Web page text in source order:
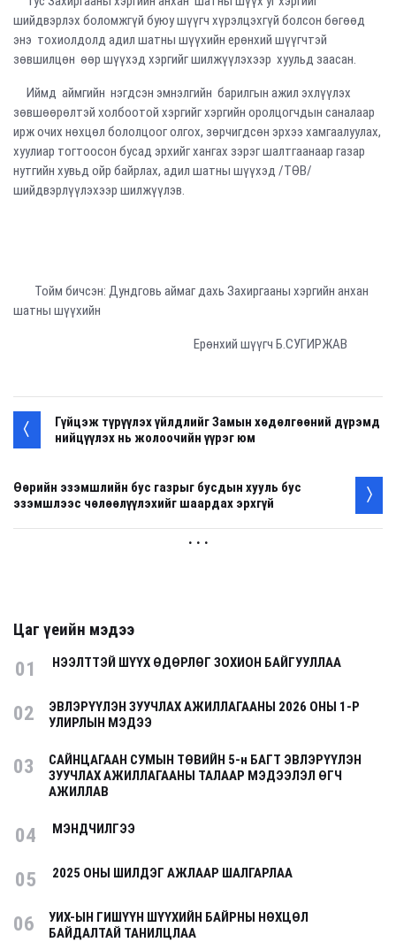
шийдвэрлэх боломжгүй буюу шүүгч хүрэлцэхгүй болсон бөгөөд
энэ тохиолдолд адил шатны шүүхийн ерөнхий шүүгчтэй
зөвшилцөн өөр шүүхэд хэргийг шилжүүлэхээр хуульд заасан.
Иймд аймгийн нэгдсэн эмнэлгийн барилгын ажил эхлүүлэх
зөвшөөрөлтэй холбоотой хэргийг хэргийн оролцогчдын саналаар
ирж очих нөхцөл бололцоог олгох, зөрчигдсөн эрхээ хамгаалуулах,
хуулиар тогтоосон бусад эрхийг хангах зэрэг шалтгаанаар газар
нутгийн хувьд ойр байрлах, адил шатны шүүхэд /ТӨВ/
шийдвэрлүүлэхээр шилжүүлэв.
Тойм бичсэн: Дундговь аймаг дахь Захиргааны хэргийн анхан
шатны шүүхийн
Ерөнхий шүүгч Б.СУГИРЖАВ
Гүйцэж түрүүлэх үйлдлийг Замын хөдөлгөөний дүрэмд
нийцүүлэх нь жолоочийн үүрэг юм
Өөрийн эзэмшлийн бус газрыг бусдын хууль бус
эзэмшлээс чөлөөлүүлэхийг шаардах эрхгүй
. . .
Цаг үеийн мэдээ
01 НЭЭЛТТЭЙ ШҮҮХ ӨДӨРЛӨГ ЗОХИОН БАЙГУУЛЛАА
02
ЭВЛЭРҮҮЛЭН ЗУУЧЛАХ АЖИЛЛАГААНЫ 2026 ОНЫ 1-Р
УЛИРЛЫН МЭДЭЭ
03
САЙНЦАГААН СУМЫН ТӨВИЙН 5-н БАГТ ЭВЛЭРҮҮЛЭН
ЗУУЧЛАХ АЖИЛЛАГААНЫ ТАЛААР МЭДЭЭЛЭЛ ӨГЧ
АЖИЛЛАВ
04 МЭНДЧИЛГЭЭ
05 2025 ОНЫ ШИЛДЭГ АЖЛААР ШАЛГАРЛАА
06
УИХ-ЫН ГИШҮҮН ШҮҮХИЙН БАЙРНЫ НӨХЦӨЛ
БАЙДАЛТАЙ ТАНИЛЦЛАА